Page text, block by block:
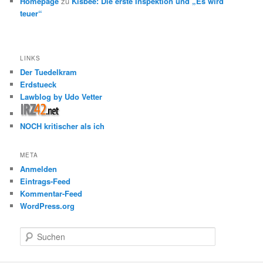
teuer“
LINKS
Der Tuedelkram
Erdstueck
Lawblog by Udo Vetter
NOCH kritischer als ich
META
Anmelden
Eintrags-Feed
Kommentar-Feed
WordPress.org
u